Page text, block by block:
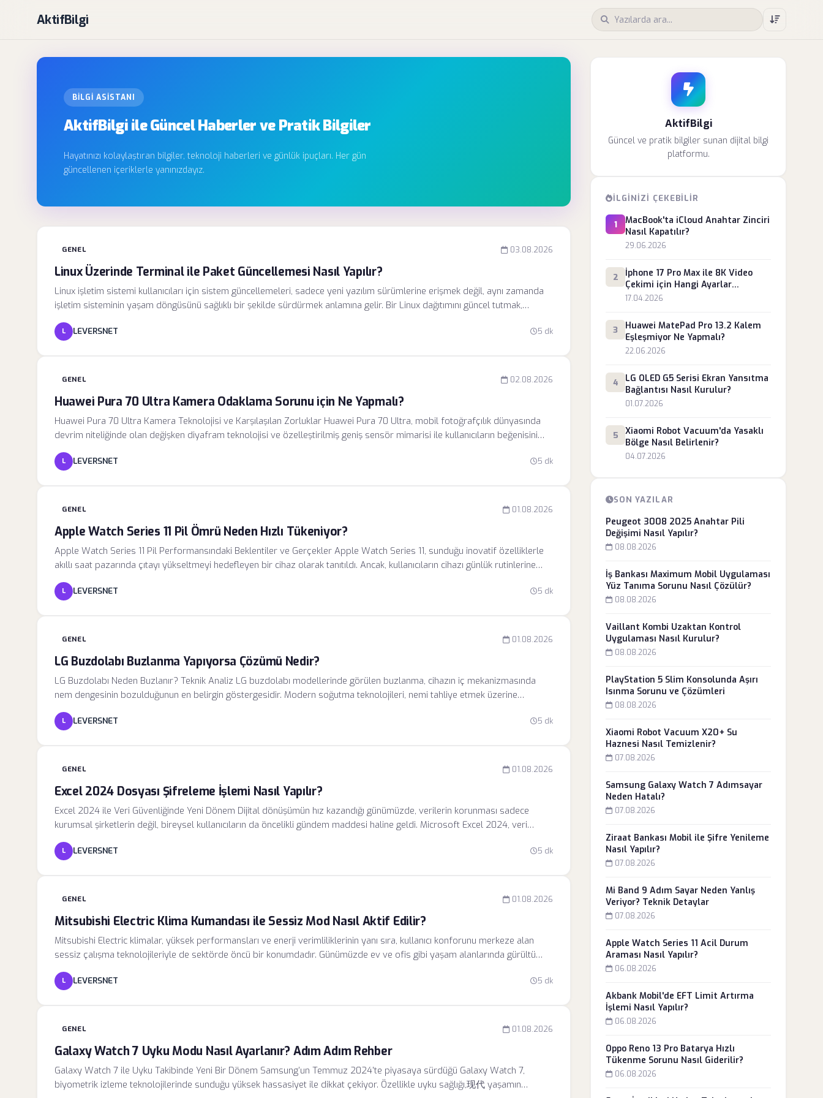
AktifBilgi
BILGI ASISTANI
AktifBilgi ile Güncel Haberler ve Pratik Bilgiler
Hayatınızı kolaylaştıran bilgiler, teknoloji haberleri ve günlük ipuçları. Her gün
güncellenen içeriklerle yanınızdayız.
GENEL 03.08.2026
Linux Üzerinde Terminal ile Paket Güncellemesi Nasıl Yapılır?
Linux işletim sistemi kullanıcıları için sistem güncellemeleri, sadece yeni yazılım sürümlerine erişmek değil, aynı zamanda
işletim sisteminin yaşam döngüsünü sağlıklı bir şekilde sürdürmek anlamına gelir. Bir Linux dağıtımını güncel tutmak,
sistemin kararlılığını artırır, donanım uyumluluğunu optimize eder ve yazılım açıklarına karşı bir kalkan görevi görür.
Terminal üzerinden yürütülen bu süreçler, grafiksel arayüzlere kıyasla çok daha düşük kaynak tüketimiyle çalışır ve sistem
L LEVERSNET 5 dk
GENEL 02.08.2026
Huawei Pura 70 Ultra Kamera Odaklama Sorunu için Ne Yapmalı?
Huawei Pura 70 Ultra Kamera Teknolojisi ve Karşılaşılan Zorluklar Huawei Pura 70 Ultra, mobil fotoğrafçılık dünyasında
devrim niteliğinde olan değişken diyafram teknolojisi ve özelleştirilmiş geniş sensör mimarisi ile kullanıcıların beğenisini
kazandı. Ancak bu karmaşık optik yapı, yazılım tarafında kusursuz bir senkronizasyon gerektiriyor. Son dönemde
kullanıcıların deneyimlediği odaklama sorunları, cihazın fiziksel lens hareketlerinin, kamera uygulamasının görüntü işleme
L LEVERSNET 5 dk
GENEL 01.08.2026
Apple Watch Series 11 Pil Ömrü Neden Hızlı Tükeniyor?
Apple Watch Series 11 Pil Performansındaki Beklentiler ve Gerçekler Apple Watch Series 11, sunduğu inovatif özelliklerle
akıllı saat pazarında çıtayı yükseltmeyi hedefleyen bir cihaz olarak tanıtıldı. Ancak, kullanıcıların cihazı günlük rutinlerine
dahil etmesiyle birlikte, pil ömrü konusunda yaşanan tutarsızlıklar Apple destek forumlarının en çok tartışılan konusu
haline geldi. Teknik açıdan bakıldığında, cihazın sunduğu yüksek işlem gücü ve sağlık sensörlerinin hassasiyeti, ciddi bir
L LEVERSNET 5 dk
GENEL 01.08.2026
LG Buzdolabı Buzlanma Yapıyorsa Çözümü Nedir?
LG Buzdolabı Neden Buzlanır? Teknik Analiz LG buzdolabı modellerinde görülen buzlanma, cihazın iç mekanizmasında
nem dengesinin bozulduğunun en belirgin göstergesidir. Modern soğutma teknolojileri, nemi tahliye etmek üzerine
kurgulanmış olsa da, bazı çevresel veya teknik faktörler bu dengenin bozulmasına neden olur.
L LEVERSNET 5 dk
GENEL 01.08.2026
Excel 2024 Dosyası Şifreleme İşlemi Nasıl Yapılır?
Excel 2024 ile Veri Güvenliğinde Yeni Dönem Dijital dönüşümün hız kazandığı günümüzde, verilerin korunması sadece
kurumsal şirketlerin değil, bireysel kullanıcıların da öncelikli gündem maddesi haline geldi. Microsoft Excel 2024, veri
sızıntılarını minimize etmek adına güvenlik protokollerini modernize ederek, kullanıcıların hassas dosyalarını dış tehditlere
karşı korumalarını sağlayan yerleşik ve etkili bir yapı sunuyor. Bu sürümde öne çıkan en önemli özellik, şifreleme
L LEVERSNET 5 dk
GENEL 01.08.2026
Mitsubishi Electric Klima Kumandası ile Sessiz Mod Nasıl Aktif Edilir?
Mitsubishi Electric klimalar, yüksek performansları ve enerji verimliliklerinin yanı sıra, kullanıcı konforunu merkeze alan
sessiz çalışma teknolojileriyle de sektörde öncü bir konumdadır. Günümüzde ev ve ofis gibi yaşam alanlarında gürültü
kirliliğinden kaçınmak, çalışma verimliliğini ve uyku kalitesini doğrudan etkileyen bir unsurdur. Mitsubishi Electric
mühendisleri tarafından geliştirilen sessiz mod (Quiet Mode), cihazın soğutma veya ısıtma performansından ödün
L LEVERSNET 5 dk
GENEL 01.08.2026
Galaxy Watch 7 Uyku Modu Nasıl Ayarlanır? Adım Adım Rehber
Galaxy Watch 7 ile Uyku Takibinde Yeni Bir Dönem Samsung’un Temmuz 2024'te piyasaya sürdüğü Galaxy Watch 7,
biyometrik izleme teknolojilerinde sunduğu yüksek hassasiyet ile dikkat çekiyor. Özellikle uyku sağlığı,现代 yaşamın
AktifBilgi
Güncel ve pratik bilgiler sunan dijital bilgi
platformu.
İLGINIZI ÇEKEBILIR
1
MacBook'ta iCloud Anahtar Zinciri
Nasıl Kapatılır?
29.06.2026
2
İphone 17 Pro Max ile 8K Video
Çekimi için Hangi Ayarlar
Gereklidir?
17.04.2026
3
Huawei MatePad Pro 13.2 Kalem
Eşleşmiyor Ne Yapmalı?
22.06.2026
4
LG OLED G5 Serisi Ekran Yansıtma
Bağlantısı Nasıl Kurulur?
01.07.2026
5
Xiaomi Robot Vacuum'da Yasaklı
Bölge Nasıl Belirlenir?
04.07.2026
SON YAZILAR
Peugeot 3008 2025 Anahtar Pili
Değişimi Nasıl Yapılır?
08.08.2026
İş Bankası Maximum Mobil Uygulaması
Yüz Tanıma Sorunu Nasıl Çözülür?
08.08.2026
Vaillant Kombi Uzaktan Kontrol
Uygulaması Nasıl Kurulur?
08.08.2026
PlayStation 5 Slim Konsolunda Aşırı
Isınma Sorunu ve Çözümleri
08.08.2026
Xiaomi Robot Vacuum X20+ Su
Haznesi Nasıl Temizlenir?
07.08.2026
Samsung Galaxy Watch 7 Adımsayar
Neden Hatalı?
07.08.2026
Ziraat Bankası Mobil ile Şifre Yenileme
Nasıl Yapılır?
07.08.2026
Mi Band 9 Adım Sayar Neden Yanlış
Veriyor? Teknik Detaylar
07.08.2026
Apple Watch Series 11 Acil Durum
Araması Nasıl Yapılır?
06.08.2026
Akbank Mobil'de EFT Limit Artırma
İşlemi Nasıl Yapılır?
06.08.2026
Oppo Reno 13 Pro Batarya Hızlı
Tükenme Sorunu Nasıl Giderilir?
06.08.2026